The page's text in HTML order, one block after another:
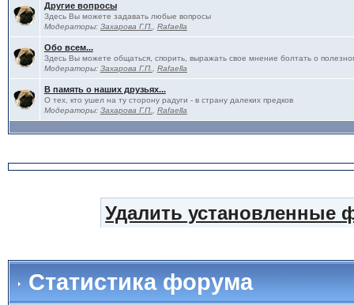
Другие вопросы
Здесь Вы можете задавать любые вопросы
Модераторы: Захарова Г.П. Rafaella
Обо всем...
Здесь Вы можете общаться, спорить, выражать свое мнение болтать о
Модераторы: Захарова Г.П. Rafaella
В память о наших друзьях...
О тех, кто ушел на ту сторону радуги - в страну далеких предков
Модераторы: Захарова Г.П. Rafaella
Удалить установленные
Статистика форума